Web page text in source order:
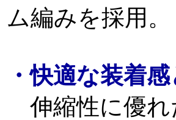
ム編みを採用。
・快適な装着
伸縮性に優れ